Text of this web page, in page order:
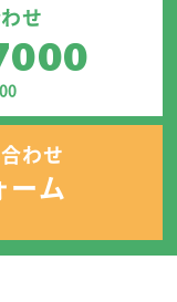
せ
わせ
ーム